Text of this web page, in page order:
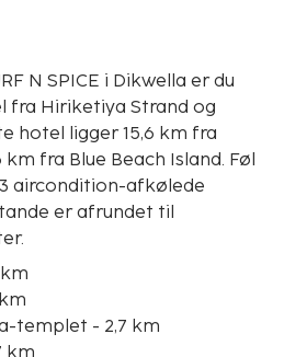
N SPICE i Dikwella er du
fra Hiriketiya Strand og
fra Blue Beach Island. Føl
aircondition-afkølede
er afrundet til
templet - 2,7 km